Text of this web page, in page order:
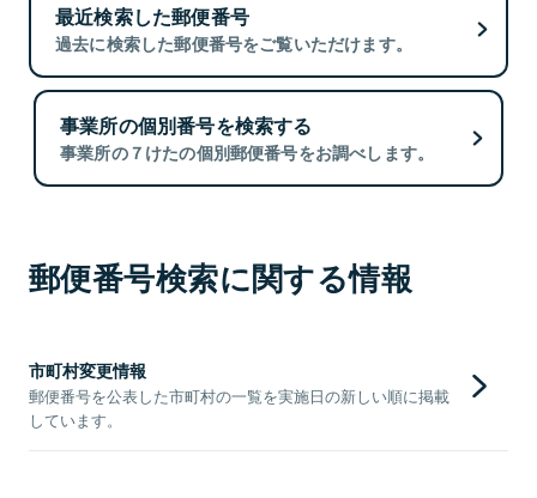
最近検索した郵便番号
過去に検索した郵便番号をご覧いただけます。
事業所の個別番号を検索する
事業所の７けたの個別郵便番号をお調べします。
郵便番号検索に関する情報
市町村変更情報
郵便番号を公表した市町村の一覧を実施日の新しい順に掲載
しています。